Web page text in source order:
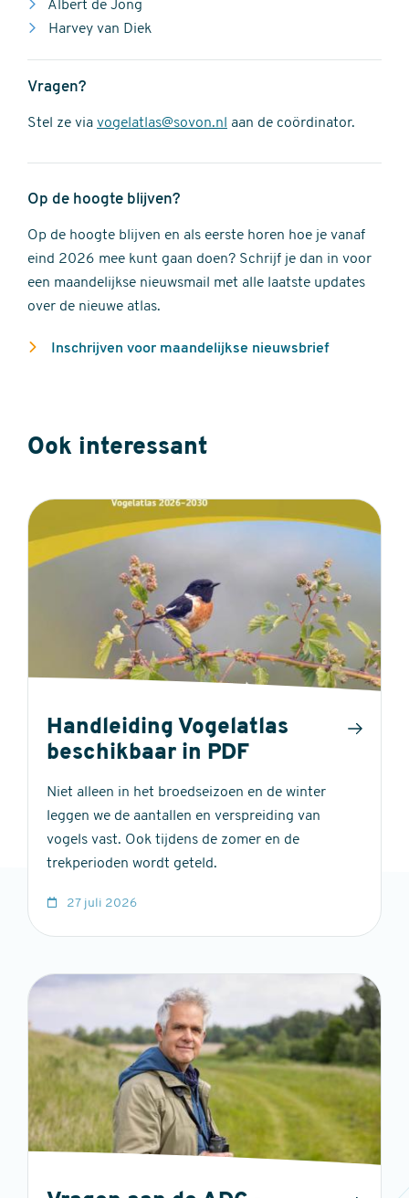
Albert de Jong
Harvey van Diek
Vragen?
Stel ze via vogelatlas@sovon.nl aan de coördinator.
Op de hoogte blijven?
Op de hoogte blijven en als eerste horen hoe je vanaf
eind 2026 mee kunt gaan doen? Schrijf je dan in voor
een maandelijkse nieuwsmail met alle laatste updates
over de nieuwe atlas.
Inschrijven voor maandelijkse nieuwsbrief
Ook interessant
Handleiding Vogelatlas
beschikbaar in PDF
Niet alleen in het broedseizoen en de winter
leggen we de aantallen en verspreiding van
vogels vast. Ook tijdens de zomer en de
trekperioden wordt geteld.
27 juli 2026